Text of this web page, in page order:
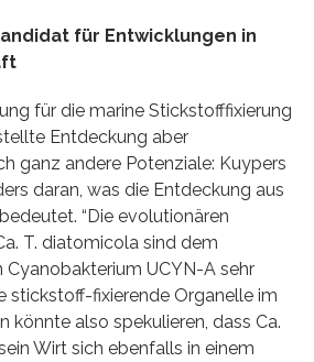
für Entwicklungen in
für die marine Stickstofffixierung
Entdeckung aber
ganz andere Potenziale: Kuypers
daran, was die Entdeckung aus
“Die evolutionären
T. diatomicola sind dem
UCYN-A sehr
stickstoff-fixierende Organelle im
könnte also spekulieren, dass Ca.
Wirt sich ebenfalls in einem